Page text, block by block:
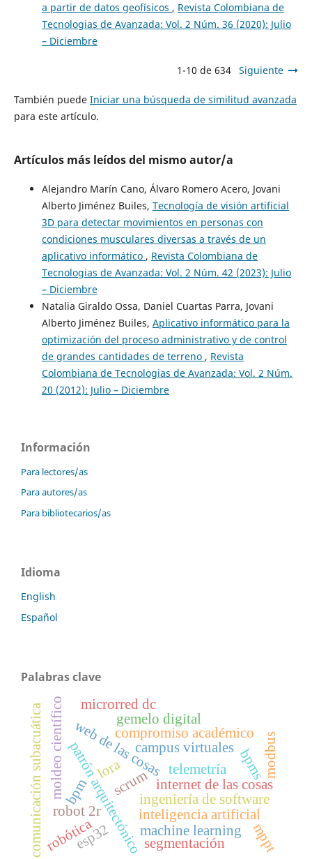
a partir de datos geofísicos , Revista Colombiana de
Tecnologias de Avanzada: Vol. 2 Núm. 36 (2020): Julio
– Diciembre
1-10 de 634 Siguiente
También puede Iniciar una búsqueda de similitud avanzada
para este artículo.
Artículos más leídos del mismo autor/a
Alejandro Marín Cano, Álvaro Romero Acero, Jovani
Alberto Jiménez Builes, Tecnología de visión artificial
3D para detectar movimientos en personas con
condiciones musculares diversas a través de un
aplicativo informático , Revista Colombiana de
Tecnologias de Avanzada: Vol. 2 Núm. 42 (2023): Julio
– Diciembre
Natalia Giraldo Ossa, Daniel Cuartas Parra, Jovani
Alberto Jiménez Builes, Aplicativo informático para la
optimización del proceso administrativo y de control
de grandes cantidades de terreno , Revista
Colombiana de Tecnologias de Avanzada: Vol. 2 Núm.
20 (2012): Julio – Diciembre
Información
Para lectores/as
Para autores/as
Para bibliotecarios/as
Idioma
English
Español
Palabras clave
internet de las cosas
patrón arquitectónico
web de las cosas
ingeniería de software
inteligencia artificial
moldeo científico campus virtuales
compromiso académico
comunicación subacuática lora telemetría
machine learning
scrum
segmentación
robot 2r
robótica
gemelo digital
mppt
microrred dc
esp32
modbus
bpm
bpms